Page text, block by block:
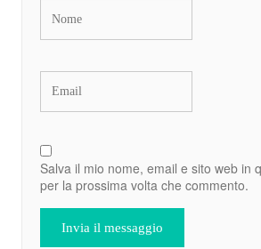
Salva il mio nome, email e sito web in
per la prossima volta che commento.